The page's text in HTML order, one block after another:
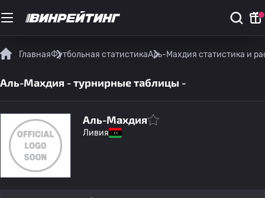
ГлавнаяФутбольная статистикаАль-Махдия статистика и
Аль-Махдия - турнирные таблицы -
Аль-Махдия
Ливия